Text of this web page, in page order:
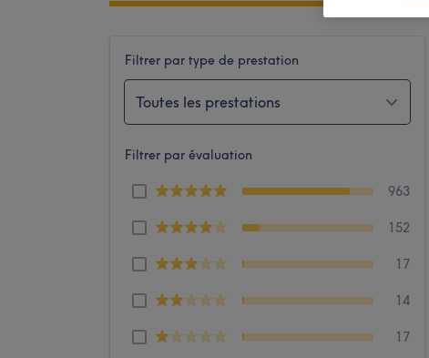
Filtrer par type de prestation
Toutes les prestations
Filtrer par évaluation
963
152
17
14
17